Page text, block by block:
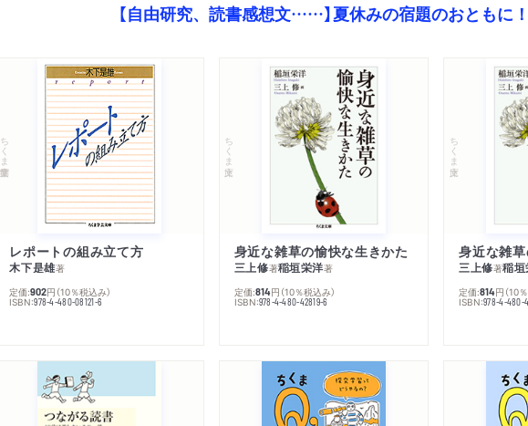
【自由研究、読書感想文……】夏休みの宿題のおともに
ちくま学芸文庫
レポートの組み立て方
木下是雄著
定価:902円 （10％税込み）
ISBN:978-4-480-08121-6
ちくま文庫
身近な雑草の愉快な生きかた
三上修著稲垣栄洋著
定価:814円 （10％税込み）
ISBN:978-4-480-42819-6
ちくま文庫
身近な雑
三上修著稲
定価:814円 （10
ISBN:978-4-480-